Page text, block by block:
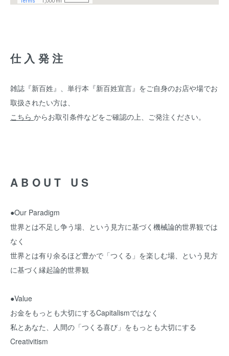
仕入発注
雑誌『新百姓』、単行本『新百姓宣言』をご自身のお店や場でお
取扱されたい方は、
こちら からお取引条件などをご確認の上、ご発注ください。
ABOUT US
●Our Paradigm
世界とは不足し争う場、という見方に基づく機械論的世界観では
なく
世界とは有り余るほど豊かで「つくる」を楽しむ場、という見方
に基づく縁起論的世界観
●Value
お金をもっとも大切にするCapitalismではなく
私とあなた、人間の「つくる喜び」をもっとも大切にする
Creativitism